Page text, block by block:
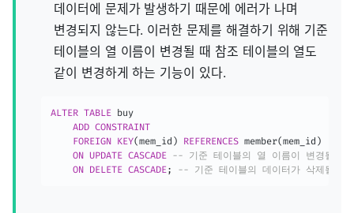
데이터에 문제가 발생하기 때문에 에러가 나며
변경되지 않는다. 이러한 문제를 해결하기 위해 기준
테이블의 열 이름이 변경될 때 참조 테이블의 열도
같이 변경하게 하는 기능이 있다.
ALTER TABLE buy
ADD CONSTRAINT
FOREIGN KEY(mem_id ) REFERENCES member(mem_id )
ON UPDATE CASCADE -- 기준 테이블의 열 이름이 변경될 때
ON DELETE CASCADE; -- 기준 테이블의 데이터가 삭제될 때